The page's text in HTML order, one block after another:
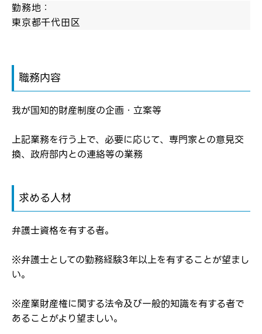
弊社ホームページの求人票をみて
応募した方へ
応募完了通知をする
弊社ホームページの求人票をみて
転職報告をする
ログイン
メールアドレス
パスワード
新規会員登録
勤務地：
東京都千代田区
職務内容
我が国知的財産制度の企画・立案等
上記業務を行う上で、必要に応じて、専門家との意見交
換、政府部内との連絡等の業務
求める人材
弁護士資格を有する者。
※弁護士としての勤務経験3年以上を有することが望まし
い。
※産業財産権に関する法令及び一般的知識を有する者で
あることがより望ましい。